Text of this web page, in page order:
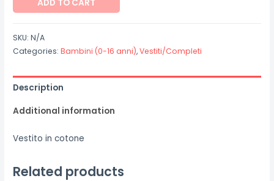
"Skeleton
Snowman"
quantity
ADD TO CART
SKU:N/A
Categories:Bambini (0-16 anni),Vestiti/Completi
Description
Additional information
Vestito in cotone
Related products